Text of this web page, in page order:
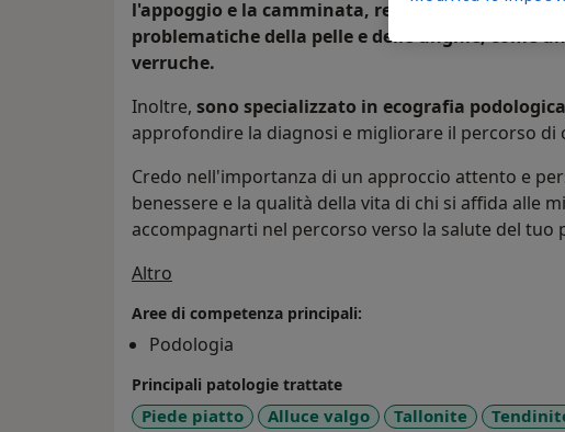
l'appoggio e la camminata, realizzo ortesi
problematiche della pelle e delle unghie, come
verruche.
Inoltre, sono specializzato in ecografia
approfondire la diagnosi e migliorare il percorso di
Credo nell'importanza di un approccio attento e
benessere e la qualità della vita di chi si affida alle
accompagnarti nel percorso verso la salute del tuo
Altro
Aree di competenza principali:
Podologia
Principali patologie trattate
Piede piatto Alluce valgo Tallonite